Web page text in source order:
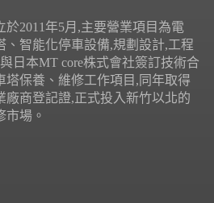
2011年5月,主要營業項目為電
、智能化停車設備,規劃設計,工程
日本MT core株式會社簽訂技術合
塔保養、維修工作項目,同年取得
廠商登記證,正式投入新竹以北的
市場。